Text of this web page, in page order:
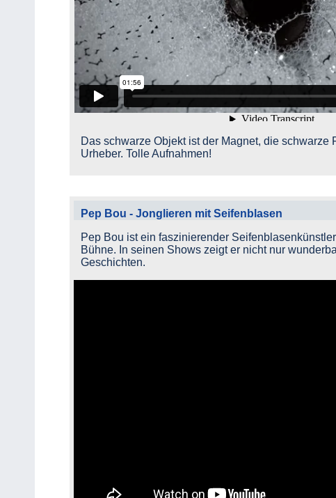
Das schwarze Objekt ist der Magnet, die
Urheber. Tolle Aufnahmen!
Pep Bou - Jonglieren mit Seifenblasen
Pep Bou ist ein faszinierender
Bühne. In seinen Shows zeigt er nicht nur
Geschichten.